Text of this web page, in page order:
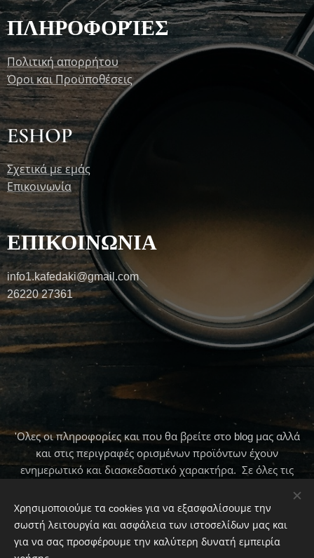
ΠΛΗΡΟΦΟΡΊΕΣ
Πολιτική απορρήτου
Όροι και Προϋποθέσεις
ESHOP
Σχετικά με εμάς
Επικοινωνία
ΕΠΙΚΟΙΝΩΝΙΑ
info1.kafedaki@gmail.com
26220 27361
'Ολες οι πληροφορίες και που θα βρείτε στο blog μας αλλά
και στις περιγραφές ορισμένων προϊόντων έχουν
ενημερωτικό και διασκεδαστικό χαρακτήρα. Σε όλες τις
Χρησιμοποιούμε τα cookies για να εξασφαλίσουμε την
σωστή λειτουργία και ασφάλεια των ιστοσελίδων μας και
για να σας προσφέρουμε την καλύτερη δυνατή εμπειρία